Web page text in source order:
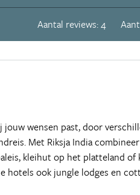
Aantal reviews: 4
jouw wensen past, door
Met Riksja India
kleihut op het platteland
hotels ook jungle lodges en